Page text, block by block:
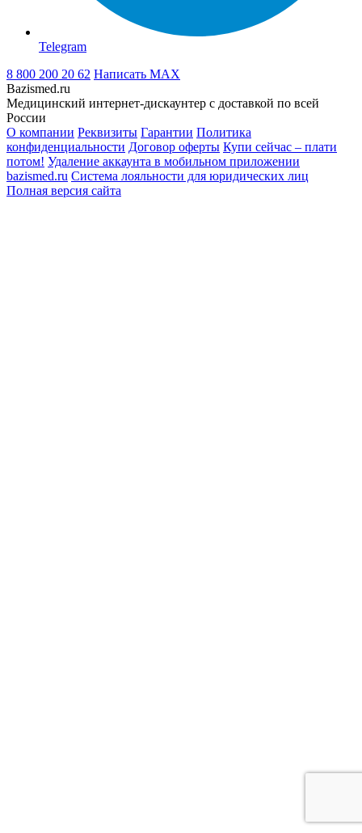
Telegram
8 800 200 20 62 Написать MAX
Bazismed.ru
Медицинский интернет-дискаунтер с доставкой по всей
России
О компании Реквизиты Гарантии Политика
конфиденциальности Договор оферты Купи сейчас – плати
потом! Удаление аккаунта в мобильном приложении
bazismed.ru Система лояльности для юридических лиц
Полная версия сайта